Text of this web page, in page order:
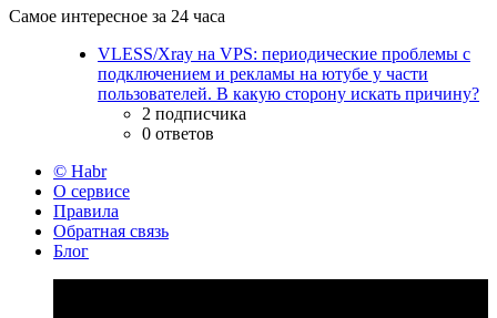
Самое интересное за 24 часа
VLESS/Xray на VPS: периодические проблемы с
подключением и рекламы на ютубе у части
пользователей. В какую сторону искать причину?
2 подписчика
0 ответов
© Habr
О сервисе
Правила
Обратная связь
Блог